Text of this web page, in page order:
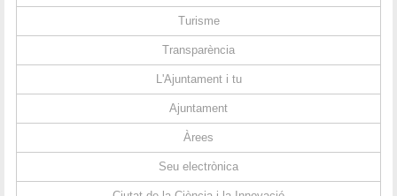
Turisme
Transparència
L'Ajuntament i tu
Ajuntament
Àrees
Seu electrònica